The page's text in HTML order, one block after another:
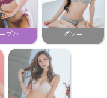
プル グレー